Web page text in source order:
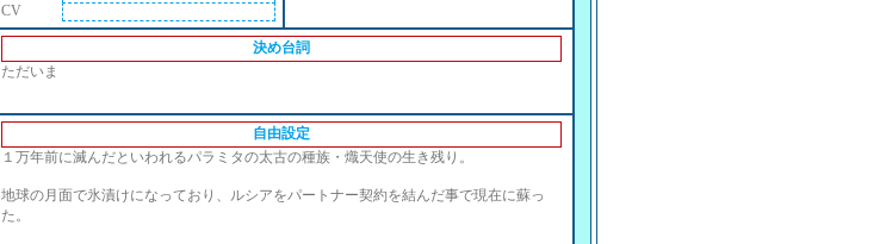
CV
決め台詞
ただいま
自由設定
１万年前に滅んだといわれるパラミタの太古の種族・熾天使の生き残り。
地球の月面で氷漬けになっており、ルシアをパートナー契約を結んだ事で現在に蘇っ
た。